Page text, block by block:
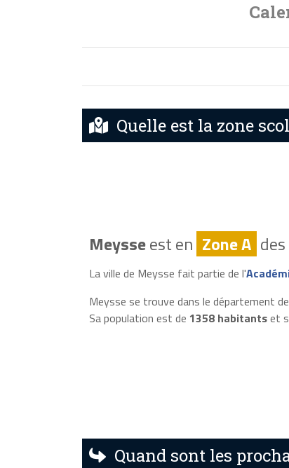
Quelle est la zone
Meysseest en Zone A
La ville de Meysse fait partie de l'
Meysse se trouve dans le département de
Sa population est de 1358 habitantset
Quand sont les